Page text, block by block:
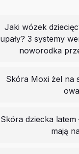
Jaki wózek
upały? 3 systemy
noworodka
Skóra Moxi żel na
Skóra dziecka
mają